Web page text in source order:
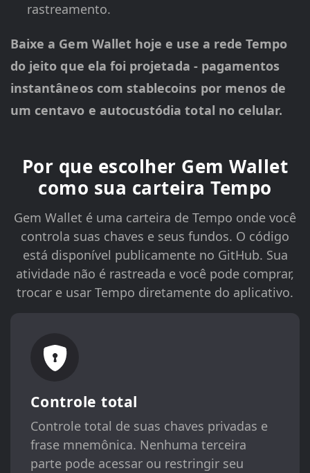
rastreamento.
Baixe a Gem Wallet hoje e use a rede Tempo
do jeito que ela foi projetada - pagamentos
instantâneos com stablecoins por menos de
um centavo e autocustódia total no celular.
Por que escolher Gem Wallet
como sua carteira Tempo
Gem Wallet é uma carteira de Tempo onde você
controla suas chaves e seus fundos. O código
está disponível publicamente no GitHub. Sua
atividade não é rastreada e você pode comprar,
trocar e usar Tempo diretamente do aplicativo.
Controle total
Controle total de suas chaves privadas e
frase mnemônica. Nenhuma terceira
parte pode acessar ou restringir seu